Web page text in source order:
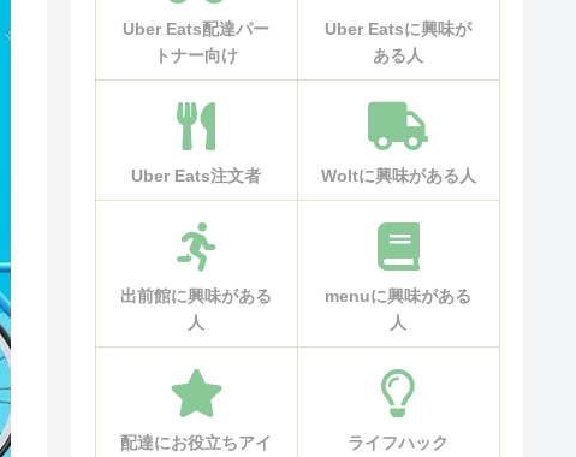
Uber Eats配達パー
トナー向け
Uber Eatsに興味が
ある人
Uber Eats注文者 Woltに興味がある人
出前館に興味がある
人
menuに興味がある
人
配達にお役立ちアイ
ライフハック